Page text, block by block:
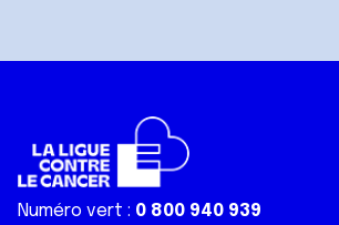
Numéro vert : 0 800 940 939